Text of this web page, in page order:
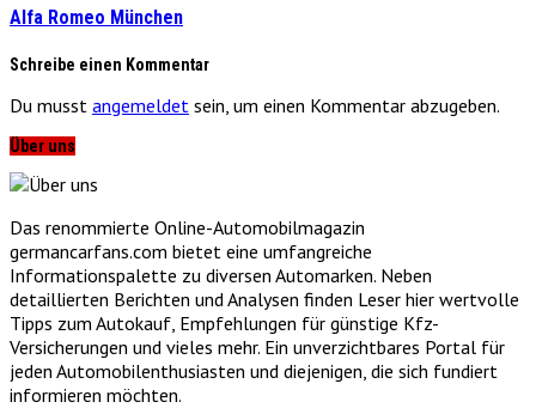
Alfa Romeo München
Schreibe einen Kommentar
Du musst angemeldet sein, um einen Kommentar abzugeben.
Über uns
Das renommierte Online-Automobilmagazin
germancarfans.com bietet eine umfangreiche
Informationspalette zu diversen Automarken. Neben
detaillierten Berichten und Analysen finden Leser hier wertvolle
Tipps zum Autokauf, Empfehlungen für günstige Kfz-
Versicherungen und vieles mehr. Ein unverzichtbares Portal für
jeden Automobilenthusiasten und diejenigen, die sich fundiert
informieren möchten.